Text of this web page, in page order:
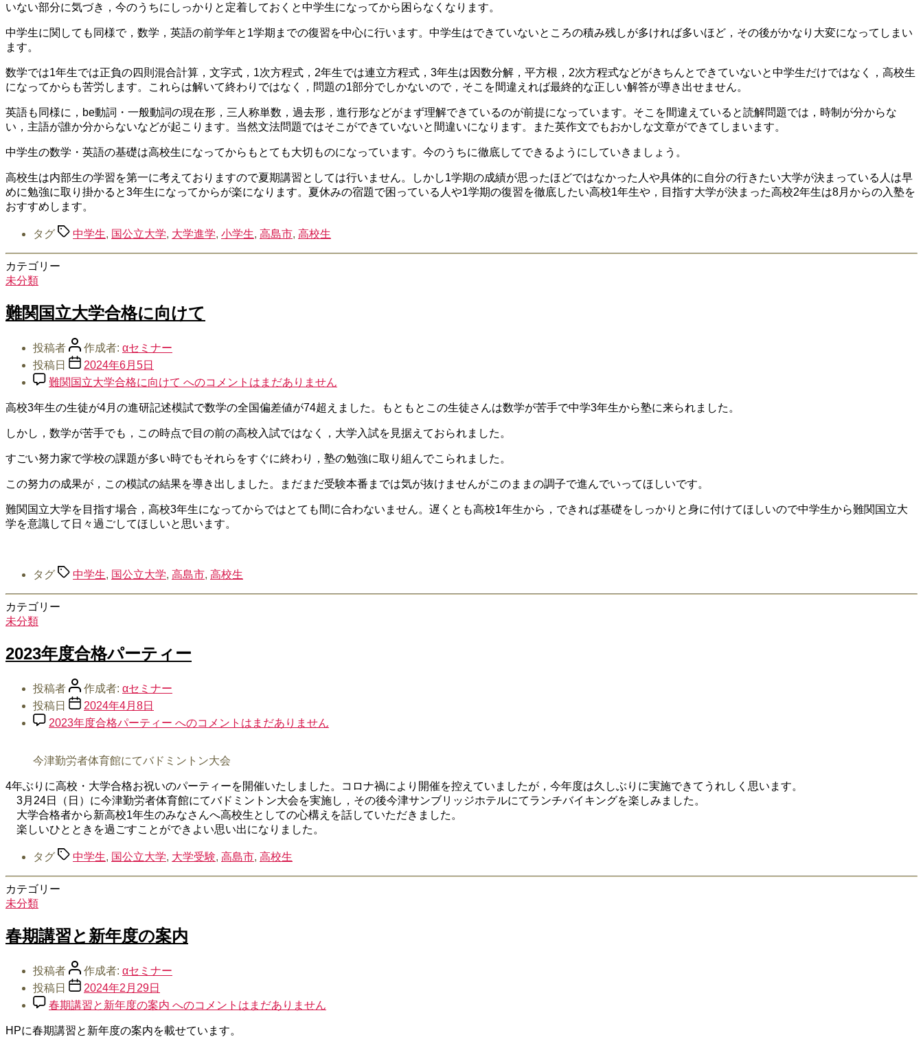
いない部分に気づき，今のうちにしっかりと定着しておくと中学生になってから困らなくなります。
中学生に関しても同様で，数学，英語の前学年と1学期までの復習を中心に行います。中学生はできていないところの積み残しが多ければ多いほど，その後がかなり大変になってしまい
ます。
数学では1年生では正負の四則混合計算，文字式，1次方程式，2年生では連立方程式，3年生は因数分解，平方根，2次方程式などがきちんとできていないと中学生だけではなく，高校生
になってからも苦労します。これらは解いて終わりではなく，問題の1部分でしかないので，そこを間違えれば最終的な正しい解答が導き出せません。
英語も同様に，be動詞・一般動詞の現在形，三人称単数，過去形，進行形などがまず理解できているのが前提になっています。そこを間違えていると読解問題では，時制が分からな
い，主語が誰か分からないなどが起こります。当然文法問題ではそこができていないと間違いになります。また英作文でもおかしな文章ができてしまいます。
中学生の数学・英語の基礎は高校生になってからもとても大切ものになっています。今のうちに徹底してできるようにしていきましょう。
高校生は内部生の学習を第一に考えておりますので夏期講習としては行いません。しかし1学期の成績が思ったほどではなかった人や具体的に自分の行きたい大学が決まっている人は早
めに勉強に取り掛かると3年生になってからが楽になります。夏休みの宿題で困っている人や1学期の復習を徹底したい高校1年生や，目指す大学が決まった高校2年生は8月からの入塾を
おすすめします。
タグ 中学生, 国公立大学, 大学進学, 小学生, 高島市, 高校生
カテゴリー
未分類
難関国立大学合格に向けて
投稿者 作成者: αセミナー
投稿日
2024年6月5日
難関国立大学合格に向けて へのコメントはまだありません
高校3年生の生徒が4月の進研記述模試で数学の全国偏差値が74超えました。もともとこの生徒さんは数学が苦手で中学3年生から塾に来られました。
しかし，数学が苦手でも，この時点で目の前の高校入試ではなく，大学入試を見据えておられました。
すごい努力家で学校の課題が多い時でもそれらをすぐに終わり，塾の勉強に取り組んでこられました。
この努力の成果が，この模試の結果を導き出しました。まだまだ受験本番までは気が抜けませんがこのままの調子で進んでいってほしいです。
難関国立大学を目指す場合，高校3年生になってからではとても間に合わないません。遅くとも高校1年生から，できれば基礎をしっかりと身に付けてほしいので中学生から難関国立大
学を意識して日々過ごしてほしいと思います。
タグ 中学生, 国公立大学, 高島市, 高校生
カテゴリー
未分類
2023年度合格パーティー
投稿者 作成者: αセミナー
投稿日
2024年4月8日
2023年度合格パーティー へのコメントはまだありません
今津勤労者体育館にてバドミントン大会
4年ぶりに高校・大学合格お祝いのパーティーを開催いたしました。コロナ禍により開催を控えていましたが，今年度は久しぶりに実施できてうれしく思います。
3月24日（日）に今津勤労者体育館にてバドミントン大会を実施し，その後今津サンブリッジホテルにてランチバイキングを楽しみました。
大学合格者から新高校1年生のみなさんへ高校生としての心構えを話していただきました。
楽しいひとときを過ごすことができよい思い出になりました。
タグ 中学生, 国公立大学, 大学受験, 高島市, 高校生
カテゴリー
未分類
春期講習と新年度の案内
投稿者 作成者: αセミナー
投稿日
2024年2月29日
春期講習と新年度の案内 へのコメントはまだありません
HPに春期講習と新年度の案内を載せています。